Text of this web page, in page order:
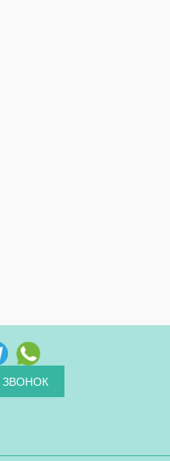
ЗВОНОК